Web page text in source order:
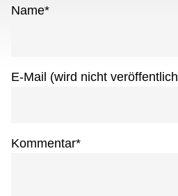
Name*
E-Mail (wird nicht
Kommentar*